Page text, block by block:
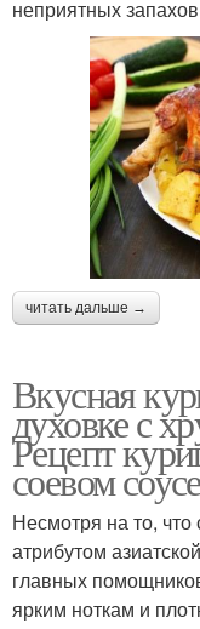
неприятных
читать дальше →
Вкусная
духовке с
Рецепт
соевом соусе
Несмотря на то,
атрибутом
главных
ярким ноткам и